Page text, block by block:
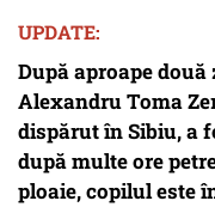
UPDATE:
După aproape
Alexandru Toma
dispărut în Sibiu, a
după multe ore
ploaie, copilul este